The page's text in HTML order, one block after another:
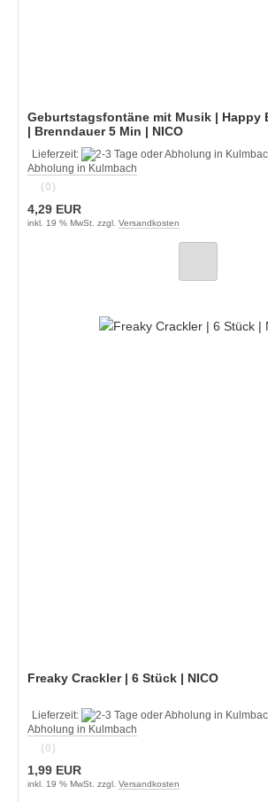
Geburtstagsfontäne mit Musik | Happy
| Brenndauer 5 Min | NICO
Lieferzeit:
Abholung in Kulmbach
(0)
4,29 EUR
inkl. 19 % MwSt. zzgl. Versandkosten
Freaky Crackler | 6 Stück | NICO
Lieferzeit:
Abholung in Kulmbach
(0)
1,99 EUR
inkl. 19 % MwSt. zzgl. Versandkosten